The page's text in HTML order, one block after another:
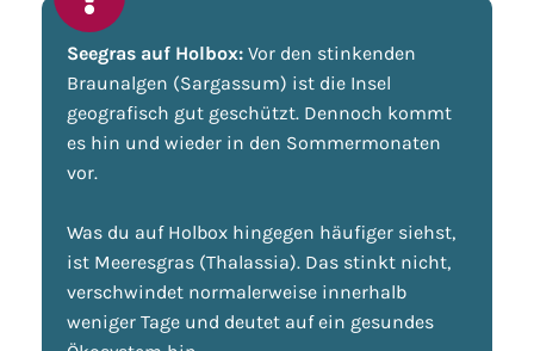
Seegras auf Holbox: Vor den stinkenden
Braunalgen (Sargassum) ist die Insel
geografisch gut geschützt. Dennoch kommt
es hin und wieder in den Sommermonaten
vor.
Was du auf Holbox hingegen häufiger siehst,
ist Meeresgras (Thalassia). Das stinkt nicht,
verschwindet normalerweise innerhalb
weniger Tage und deutet auf ein gesundes